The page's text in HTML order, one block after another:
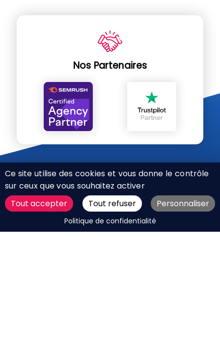
DEMANDER UN DEVIS
Nos Partenaires
CHARTE RÉSEAUX SOCIAUX
MENTIONS LÉGALES
Ce site utilise des cookies et vous donne le contrôle
sur ceux que vous souhaitez activer
Tout accepter
Tout refuser Personnaliser
Politique de confidentialité